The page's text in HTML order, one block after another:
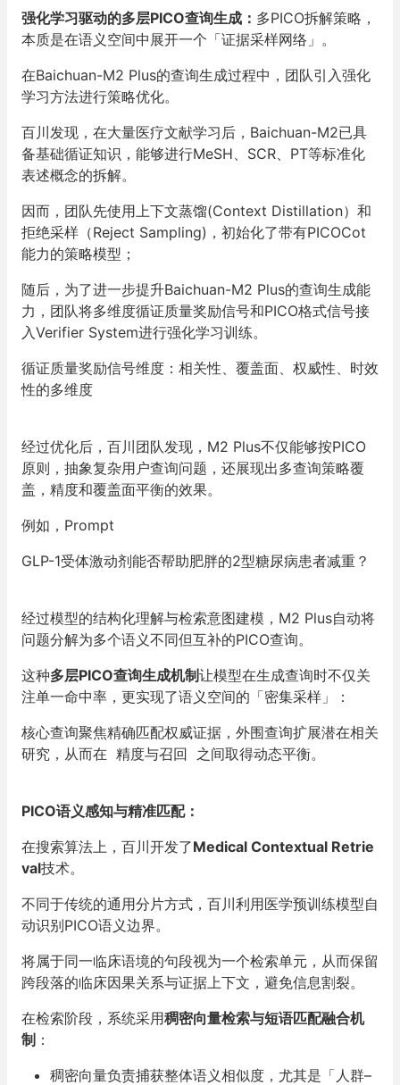
强化学习驱动的多层PICO查询生成 ： 多PICO拆解策略，
本质是在语义空间中展开一个「证据采样网络」。
在Baichuan-M2 Plus的查询生成过程中，团队引入强化
学习方法进行策略优化。
百川发现，在大量医疗文献学习后，Baichuan-M2已具
备基础循证知识，能够进行MeSH、SCR、PT等标准化
表述概念的拆解。
因而，团队先使用上下文蒸馏(Context Distillation）和
拒绝采样（Reject Sampling)，初始化了带有PICOCot
能力的策略模型；
随后，为了进一步提升Baichuan-M2 Plus的查询生成能
力，团队将多维度循证质量奖励信号和PICO格式信号接
入Verifier System进行强化学习训练。
循证质量奖励信号维度：相关性、覆盖面、权威性、时效
性的多维度
经过优化后，百川团队发现，M2 Plus不仅能够按PICO
原则，抽象复杂用户查询问题，还展现出多查询策略覆
盖，精度和覆盖面平衡的效果。
例如，Prompt
GLP-1受体激动剂能否帮助肥胖的2型糖尿病患者减重？
经过模型的结构化理解与检索意图建模，M2 Plus自动将
问题分解为多个语义不同但互补的PICO查询。
这种多层PICO查询生成机制让模型在生成查询时不仅关
注单一命中率，更实现了语义空间的「密集采样」：
核心查询聚焦精确匹配权威证据，外围查询扩展潜在相关
研究，从而在 精度与召回 之间取得动态平衡。
PICO语义感知与精准匹配：
在搜索算法上，百川开发了Medical Contextual Retrie
val技术。
不同于传统的通用分片方式，百川利用医学预训练模型自
动识别PICO语义边界。
将属于同一临床语境的句段视为一个检索单元，从而保留
跨段落的临床因果关系与证据上下文，避免信息割裂。
在检索阶段，系统采用稠密向量检索与短语匹配融合机
制 ：
稠密向量负责捕获整体语义相似度，尤其是「人群–